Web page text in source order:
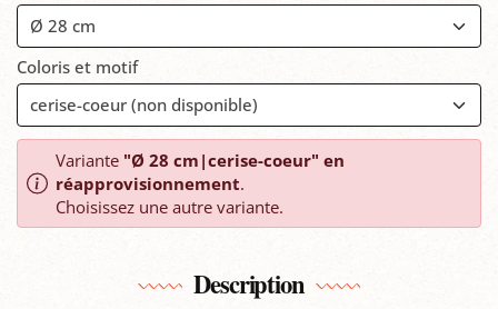
Coloris et motif
Variante "Ø 28 cm|cerise-coeur" en
réapprovisionnement.
Choisissez une autre variante.
Description